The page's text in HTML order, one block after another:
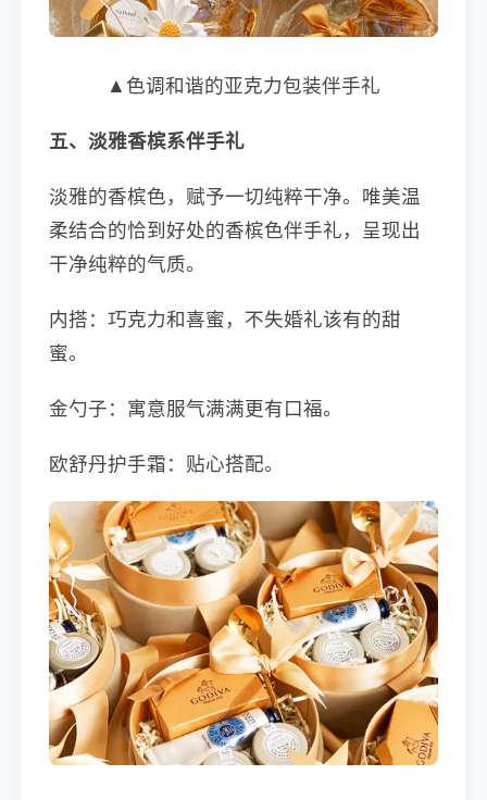
▲色调和谐的亚克力包装伴手礼
五、 淡雅香槟系伴手礼
淡雅的香槟色，赋予一切纯粹干净。唯美温
柔结合的恰到好处的香槟色伴手礼，呈现出
干净纯粹的气质。
内搭：巧克力和喜蜜，不失婚礼该有的甜
蜜。
金勺子：寓意服气满满更有口福。
欧舒丹护手霜：贴心搭配。